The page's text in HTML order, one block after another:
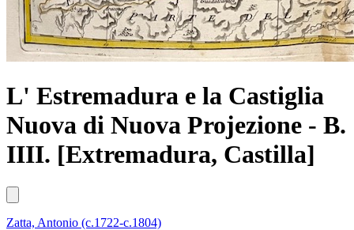
L' Estremadura e la Castiglia
Nuova di Nuova Projezione - B.
IIII. [Extremadura, Castilla]
Zatta, Antonio (c.1722-c.1804)